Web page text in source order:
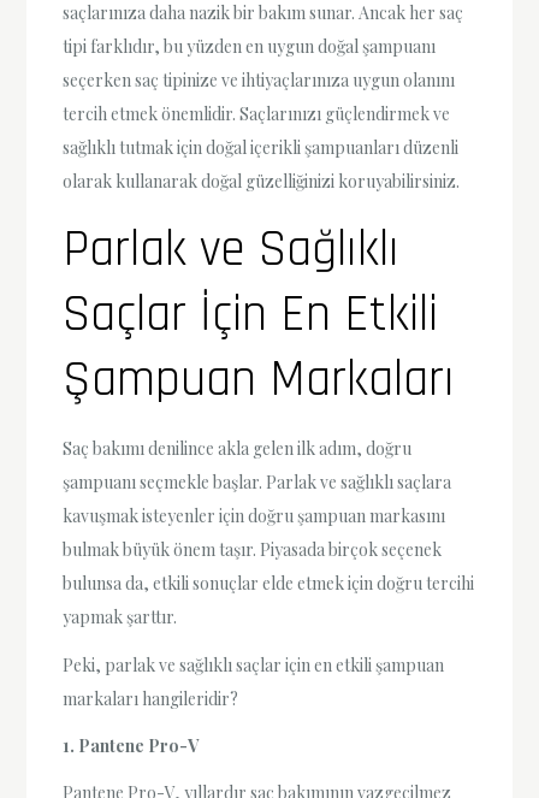
saçlarınıza daha nazik bir bakım sunar. Ancak her saç
tipi farklıdır, bu yüzden en uygun doğal şampuanı
seçerken saç tipinize ve ihtiyaçlarınıza uygun olanını
tercih etmek önemlidir. Saçlarınızı güçlendirmek ve
sağlıklı tutmak için doğal içerikli şampuanları düzenli
olarak kullanarak doğal güzelliğinizi koruyabilirsiniz.
Parlak ve Sağlıklı
Saçlar İçin En Etkili
Şampuan Markaları
Saç bakımı denilince akla gelen ilk adım, doğru
şampuanı seçmekle başlar. Parlak ve sağlıklı saçlara
kavuşmak isteyenler için doğru şampuan markasını
bulmak büyük önem taşır. Piyasada birçok seçenek
bulunsa da, etkili sonuçlar elde etmek için doğru tercihi
yapmak şarttır.
Peki, parlak ve sağlıklı saçlar için en etkili şampuan
markaları hangileridir?
1. Pantene Pro-V
Pantene Pro-V, yıllardır saç bakımının vazgeçilmez